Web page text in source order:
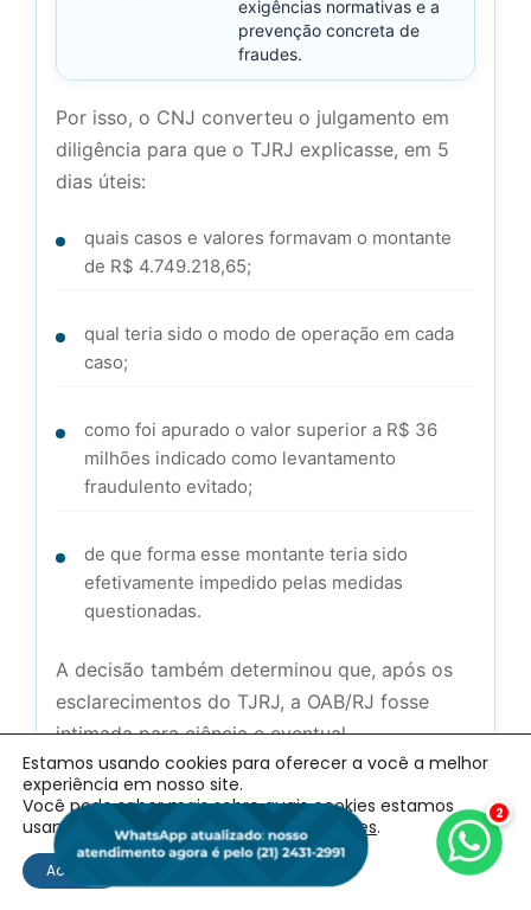
exigências normativas e a
prevenção concreta de
fraudes.
Por isso, o CNJ converteu o julgamento em
diligência para que o TJRJ explicasse, em 5
dias úteis:
quais casos e valores formavam o montante
de R$ 4.749.218,65;
qual teria sido o modo de operação em cada
caso;
como foi apurado o valor superior a R$ 36
milhões indicado como levantamento
fraudulento evitado;
de que forma esse montante teria sido
efetivamente impedido pelas medidas
questionadas.
A decisão também determinou que, após os
esclarecimentos do TJRJ, a OAB/RJ fosse
intimada para ciência e eventual
manifestação.
Ou seja: o CNJ não anulou nem validou as
exigências naquele momento. O julgamento
foi interrompido para aprofundamento dos
Estamos usando cookies para oferecer a você a melhor
experiência em nosso site.
Você pode saber mais sobre quais cookies estamos
usando ou desativá-los emconfigurações.
Aceitar
2